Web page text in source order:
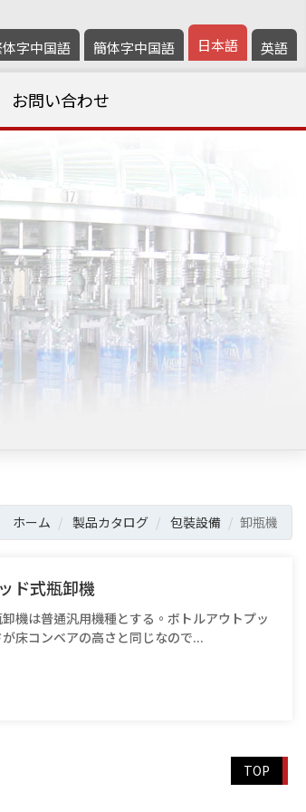
お問い合わせ
字中国語 簡体字中国語 日本語 英語
ホーム 製品カタログ 包裝設備 卸瓶機
ド式瓶卸機
卸機は普通汎用機種とする。ボトルアウトプッ
が床コンベアの高さと同じなので...
TOP